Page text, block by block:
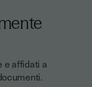
e affidati a